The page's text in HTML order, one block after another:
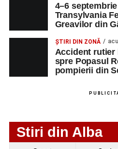
Technology Srl
OPERATOR LA
MASINI-UNELTE
CU COMANDA
NUMERICA
Ultimele știri din
4–6
Transylvania
Greavilor din
ȘTIRI DIN ZONĂ
Accident rutier
spre Popasul
pompierii din
Stiri din Alba